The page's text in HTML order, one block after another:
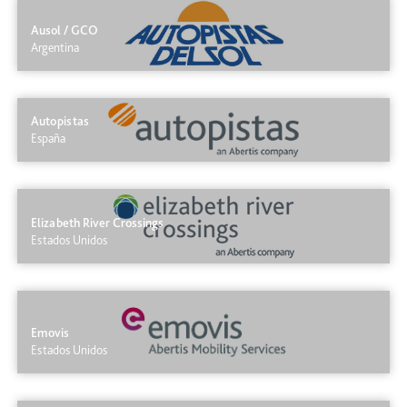
Ausol / GCO
Argentina
Autopistas
España
Elizabeth River Crossings
Estados Unidos
Emovis
Estados Unidos